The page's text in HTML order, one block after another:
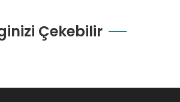
Çekebilir